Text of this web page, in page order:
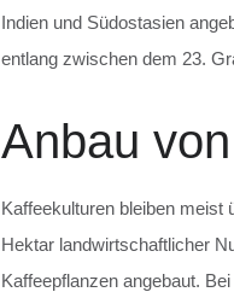
Indien und Südostasien
entlang zwischen dem 23.
Anbau
Kaffeekulturen bleiben meist
Hektar landwirtschaftlicher
Kaffeepflanzen angebaut.